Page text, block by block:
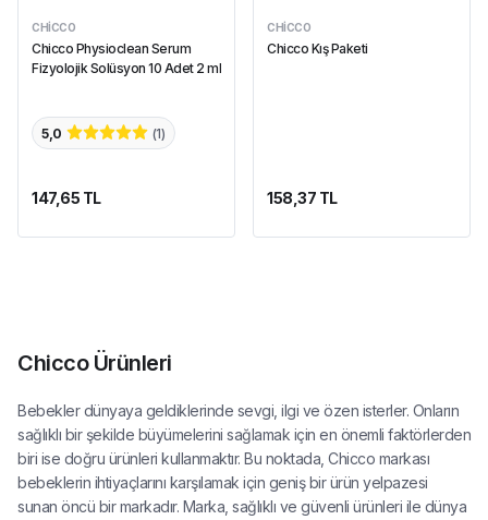
CHICCO
Chicco Physioclean Serum
Fizyolojik Solüsyon 10 Adet 2 ml
5,0 (1)
147,65 TL
CHICCO
Chicco Kış Paketi
158,37 TL
Chicco Ürünleri
Bebekler dünyaya geldiklerinde sevgi, ilgi ve özen isterler. Onların
sağlıklı bir şekilde büyümelerini sağlamak için en önemli faktörlerden
biri ise doğru ürünleri kullanmaktır. Bu noktada, Chicco markası
bebeklerin ihtiyaçlarını karşılamak için geniş bir ürün yelpazesi
sunan öncü bir markadır. Marka, sağlıklı ve güvenli ürünleri ile dünya